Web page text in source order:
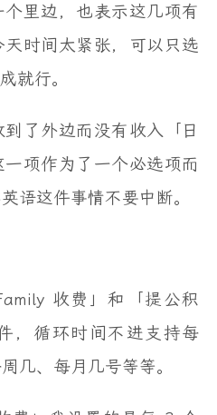
里边，也表示这几项有
时间太紧张，可以只选
就行。
了外边而没有收入「日
项作为了一个必选项而
语这件事情不要中断。
收费」和「提公积
，循环时间不进支持每
几、每月几号等等。